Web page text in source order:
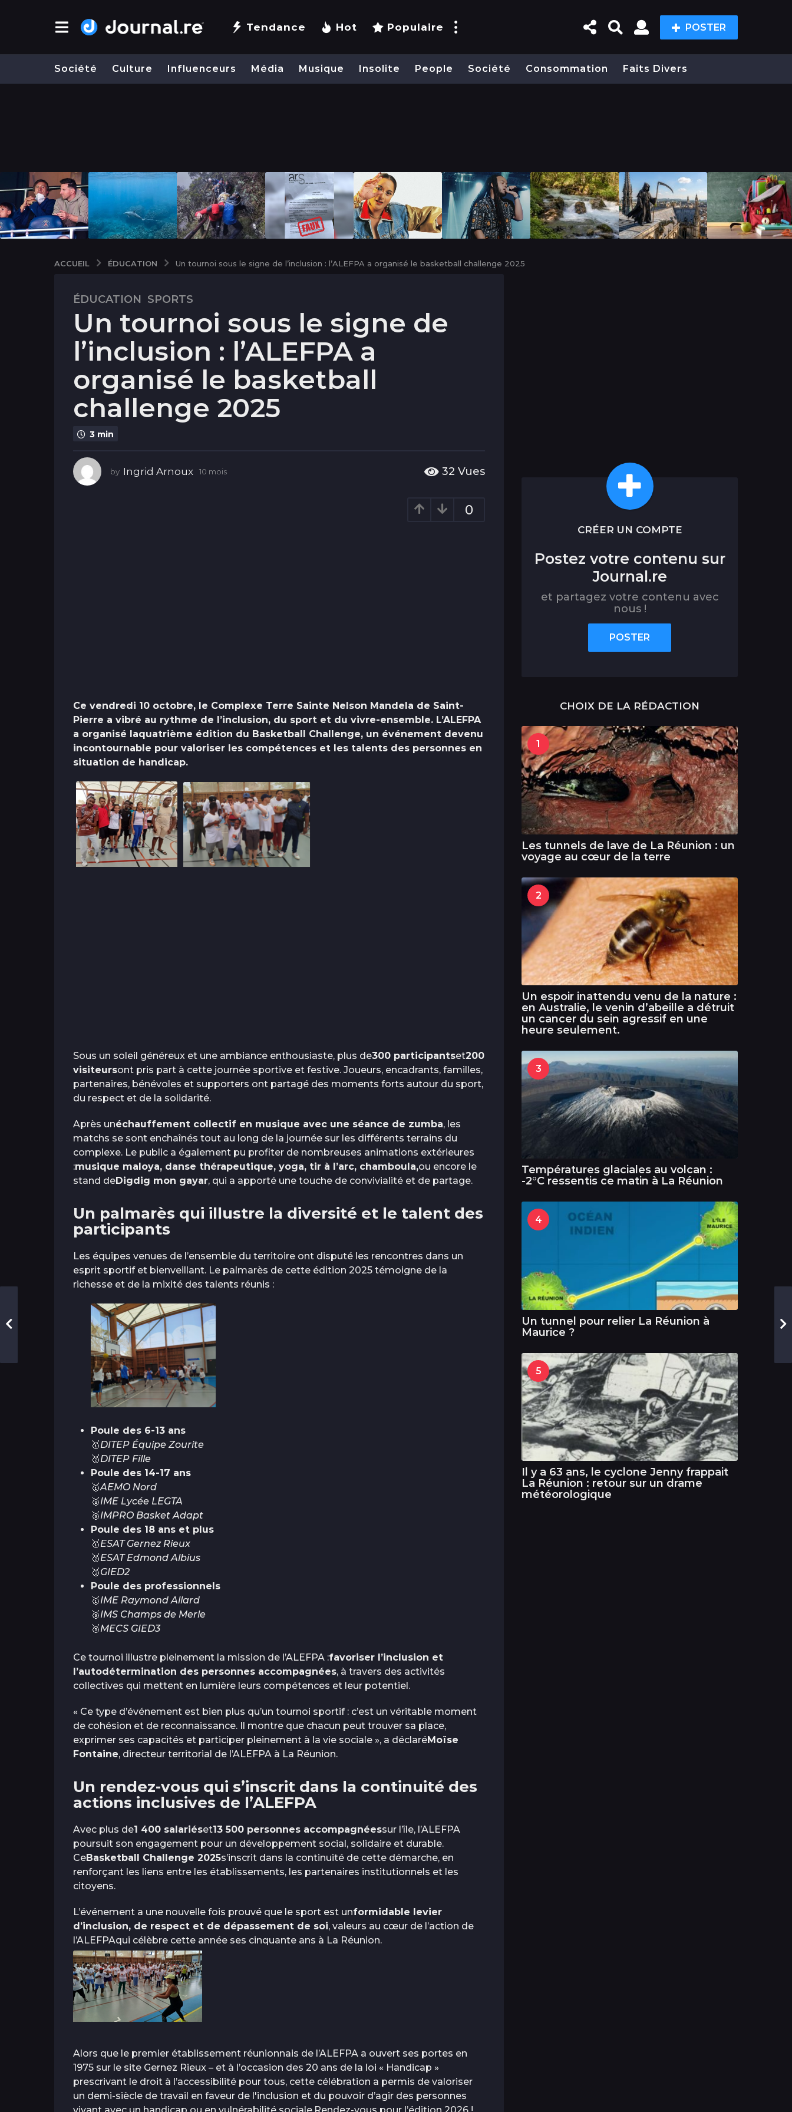
Tendance Hot Populaire POSTER
Société Culture Influenceurs Média Musique Insolite People Société Consommation Faits Divers
ACCUEIL ÉDUCATION Un tournoi sous le signe de l’inclusion : l’ALEFPA a organisé le basketball challenge 2025
1
0
m
o
1
m
ÉDUCATION ,SPORTS
Un tournoi sous le signe de
l’inclusion : l’ALEFPA a
organisé le basketball
challenge 2025
3 min
by Ingrid Arnoux 10 mois 32 Vues
0
Ce vendredi 10 octobre, le Complexe Terre Sainte Nelson Mandela de Saint-
Pierre a vibré au rythme de l’inclusion, du sport et du vivre-ensemble. L’ALEFPA
a organisé laquatrième édition du Basketball Challenge, un événement devenu
incontournable pour valoriser les compétences et les talents des personnes en
situation de handicap.
Sous un soleil généreux et une ambiance enthousiaste, plus de300 participantset200
visiteursont pris part à cette journée sportive et festive. Joueurs, encadrants, familles,
partenaires, bénévoles et supporters ont partagé des moments forts autour du sport,
du respect et de la solidarité.
Après unéchauffement collectif en musique avec une séance de zumba, les
matchs se sont enchaînés tout au long de la journée sur les différents terrains du
complexe. Le public a également pu profiter de nombreuses animations extérieures
:musique maloya, danse thérapeutique, yoga, tir à l’arc, chamboula,ou encore le
stand deDigdig mon gayar, qui a apporté une touche de convivialité et de partage.
Un palmarès qui illustre la diversité et le talent des
participants
Les équipes venues de l’ensemble du territoire ont disputé les rencontres dans un
esprit sportif et bienveillant. Le palmarès de cette édition 2025 témoigne de la
richesse et de la mixité des talents réunis :
Poule des 6-13 ans
🥇DITEP Équipe Zourite
🥈DITEP Fille
Poule des 14-17 ans
🥇AEMO Nord
🥈IME Lycée LEGTA
🥉IMPRO Basket Adapt
Poule des 18 ans et plus
🥇ESAT Gernez Rieux
🥈ESAT Edmond Albius
🥉GIED2
Poule des professionnels
🥇IME Raymond Allard
🥈IMS Champs de Merle
🥉MECS GIED3
Ce tournoi illustre pleinement la mission de l’ALEFPA :favoriser l’inclusion et
l’autodétermination des personnes accompagnées, à travers des activités
collectives qui mettent en lumière leurs compétences et leur potentiel.
« Ce type d’événement est bien plus qu’un tournoi sportif : c’est un véritable moment
de cohésion et de reconnaissance. Il montre que chacun peut trouver sa place,
exprimer ses capacités et participer pleinement à la vie sociale », a déclaréMoïse
Fontaine, directeur territorial de l’ALEFPA à La Réunion.
Un rendez-vous qui s’inscrit dans la continuité des
actions inclusives de l’ALEFPA
Avec plus de1 400 salariéset13 500 personnes accompagnéessur l’île, l’ALEFPA
poursuit son engagement pour un développement social, solidaire et durable.
CeBasketball Challenge 2025s’inscrit dans la continuité de cette démarche, en
renforçant les liens entre les établissements, les partenaires institutionnels et les
citoyens.
L’événement a une nouvelle fois prouvé que le sport est unformidable levier
d’inclusion, de respect et de dépassement de soi, valeurs au cœur de l’action de
l’ALEFPAqui célèbre cette année ses cinquante ans à La Réunion.
Alors que le premier établissement réunionnais de l’ALEFPA a ouvert ses portes en
1975 sur le site Gernez Rieux – et à l’occasion des 20 ans de la loi « Handicap »
prescrivant le droit à l’accessibilité pour tous, cette célébration a permis de valoriser
un demi-siècle de travail en faveur de l'inclusion et du pouvoir d’agir des personnes
CRÉER UN COMPTE
Postez votre contenu sur
Journal.re
et partagez votre contenu avec
nous !
POSTER
CHOIX DE LA RÉDACTION
1
Les tunnels de lave de La Réunion : un
voyage au cœur de la terre
2
Un espoir inattendu venu de la nature :
en Australie, le venin d’abeille a détruit
un cancer du sein agressif en une
heure seulement.
3
Températures glaciales au volcan :
-2°C ressentis ce matin à La Réunion
4
Un tunnel pour relier La Réunion à
Maurice ?
5
Il y a 63 ans, le cyclone Jenny frappait
La Réunion : retour sur un drame
météorologique